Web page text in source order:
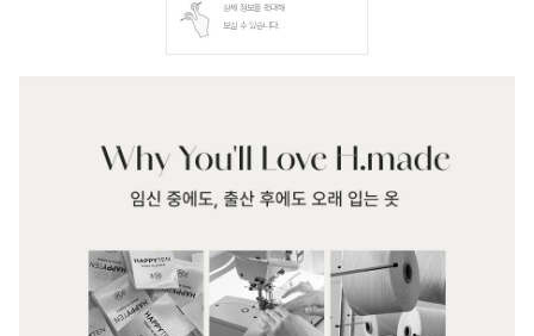
상세 정보를 확대해
보실 수 있습니다.